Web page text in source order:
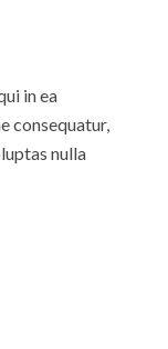
in ea
consequatur,
nulla